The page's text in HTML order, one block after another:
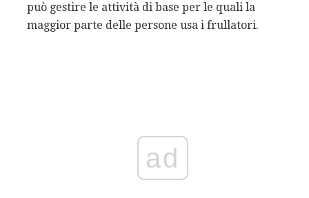
può gestire le attività di base per le quali la
maggior parte delle persone usa i frullatori.
ad